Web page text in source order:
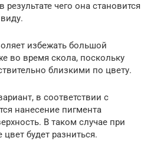
чего она становится
избежать большой
во время скола, поскольку
близкими по цвету.
в соответствии с
нанесение пигмента
В таком случае при
будет разниться.